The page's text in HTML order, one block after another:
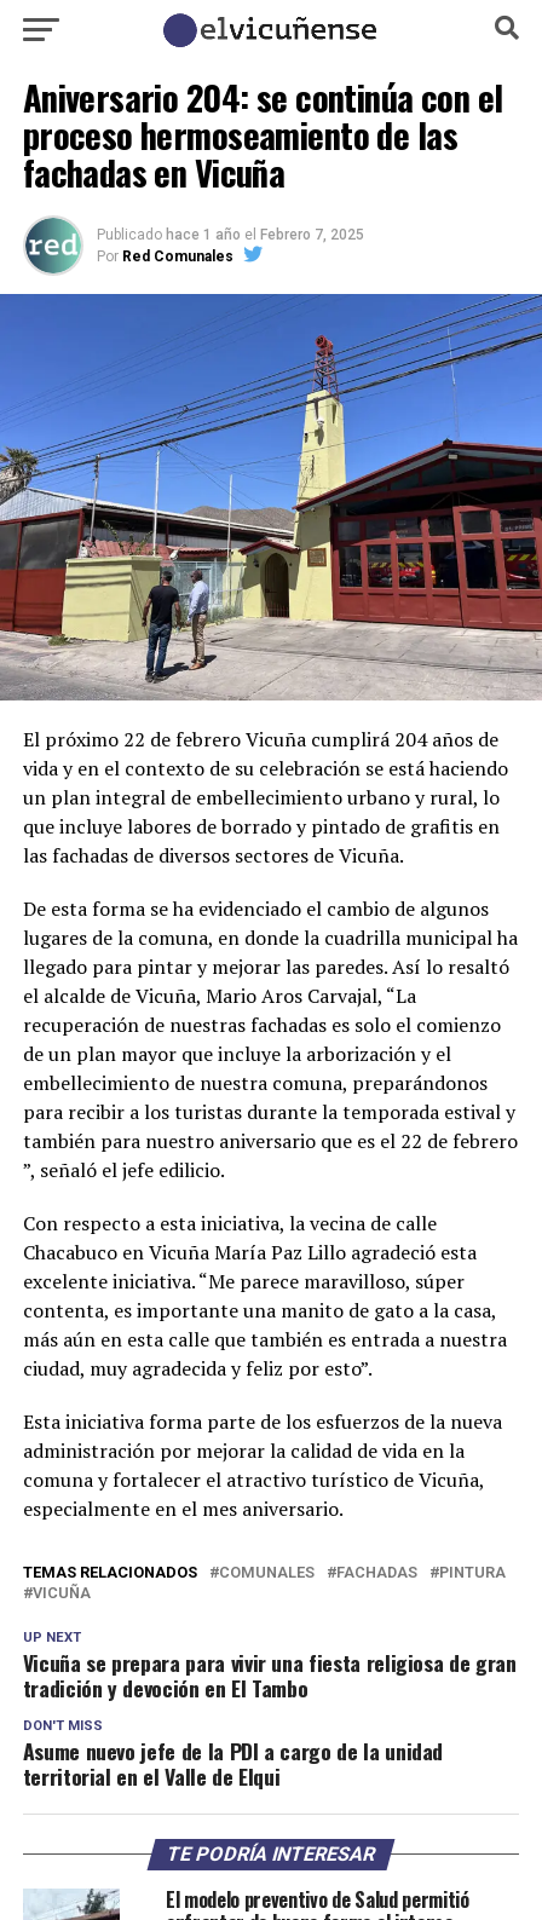
Aniversario 204: se continúa con el
proceso hermoseamiento de las
fachadas en Vicuña
Publicado hace 1 año el Febrero 7, 2025
Por Red Comunales
El próximo 22 de febrero Vicuña cumplirá 204 años de
vida y en el contexto de su celebración se está haciendo
un plan integral de embellecimiento urbano y rural, lo
que incluye labores de borrado y pintado de grafitis en
las fachadas de diversos sectores de Vicuña.
De esta forma se ha evidenciado el cambio de algunos
lugares de la comuna, en donde la cuadrilla municipal ha
llegado para pintar y mejorar las paredes. Así lo resaltó
el alcalde de Vicuña, Mario Aros Carvajal, “La
recuperación de nuestras fachadas es solo el comienzo
de un plan mayor que incluye la arborización y el
embellecimiento de nuestra comuna, preparándonos
para recibir a los turistas durante la temporada estival y
también para nuestro aniversario que es el 22 de febrero
”, señaló el jefe edilicio.
Con respecto a esta iniciativa, la vecina de calle
Chacabuco en Vicuña María Paz Lillo agradeció esta
excelente iniciativa. “Me parece maravilloso, súper
contenta, es importante una manito de gato a la casa,
más aún en esta calle que también es entrada a nuestra
ciudad, muy agradecida y feliz por esto”.
Esta iniciativa forma parte de los esfuerzos de la nueva
administración por mejorar la calidad de vida en la
comuna y fortalecer el atractivo turístico de Vicuña,
especialmente en el mes aniversario.
TEMAS RELACIONADOS COMUNALES FACHADAS
PINTURA
VICUÑA
UP NEXT
Vicuña se prepara para vivir una fiesta religiosa de gran
tradición y devoción en El Tambo
DON'T MISS
Asume nuevo jefe de la PDI a cargo de la unidad
territorial en el Valle de Elqui
TE PODRÍA INTERESAR
El modelo preventivo de Salud permitió